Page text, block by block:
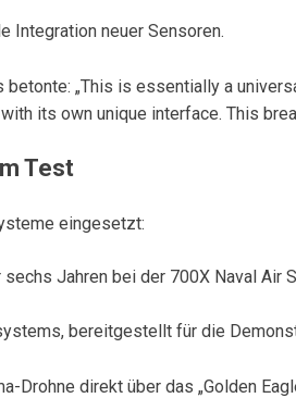
Integration neuer Sensoren.
betonte: „This is essentially a
its own unique interface. This
Test
eingesetzt:
Jahren bei der 700X Naval Air
bereitgestellt für die
Drohne direkt über das „Golden